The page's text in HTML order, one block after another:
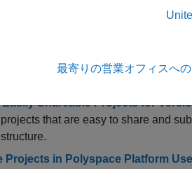
Project and Add Source Files in
Create Polyspace Platform Project
Easily Shareable Projects for
that are easy to share and
Projects in Polyspace Platform
最寄りの営業オフィスへ